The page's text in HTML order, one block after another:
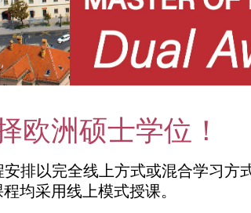
欧洲硕士学位！
安排以完全线上方式或混合学习
均采用线上模式授课。